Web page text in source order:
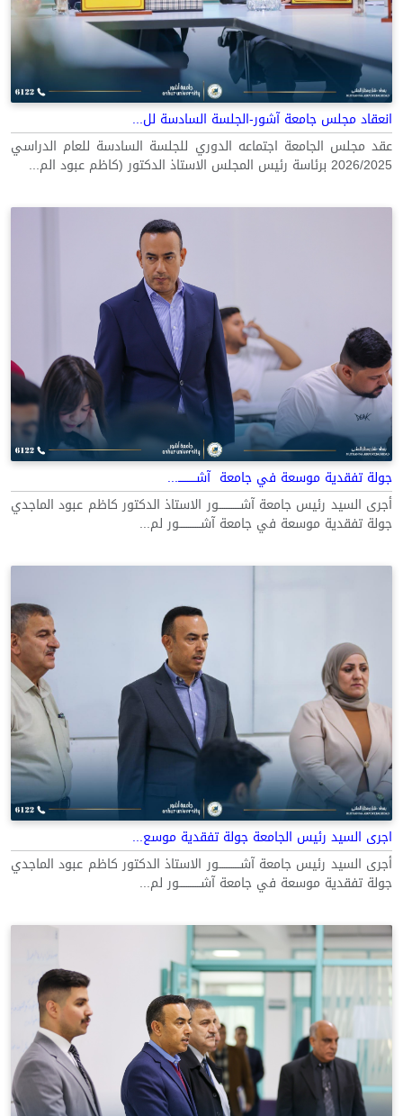
انعقاد مجلس جامعة آشور-الجلسة السادسة لل...
عقد مجلس الجامعة اجتماعه الدوري للجلسة السادسة للعام الدراسي
2026/2025 برئاسة رئيس المجلس الاستاذ الدكتور (كاظم عبود الم...
جولة تفقدية موسعة في جامعة آشــــــــــ...
أجرى السيد رئيس جامعة آشــــــــــــور الاستاذ الدكتور كاظم عبود الماجدي
جولة تفقدية موسعة في جامعة آشــــــــــــور لم...
اجرى السيد رئيس الجامعة جولة تفقدية موسع...
أجرى السيد رئيس جامعة آشــــــــــــور الاستاذ الدكتور كاظم عبود الماجدي
جولة تفقدية موسعة في جامعة آشــــــــــــور لم...